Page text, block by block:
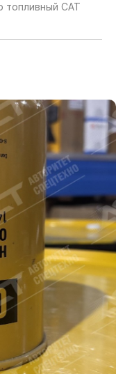
топливный CAT